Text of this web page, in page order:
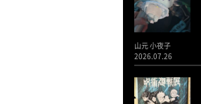
山元 小夜子
2026.07.26